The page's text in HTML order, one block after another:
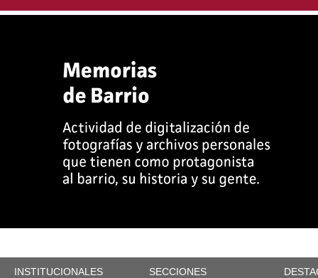
INSTITUCIONALES SECCIONES